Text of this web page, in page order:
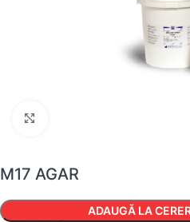
M17 AGAR
ADAUGĂ LA